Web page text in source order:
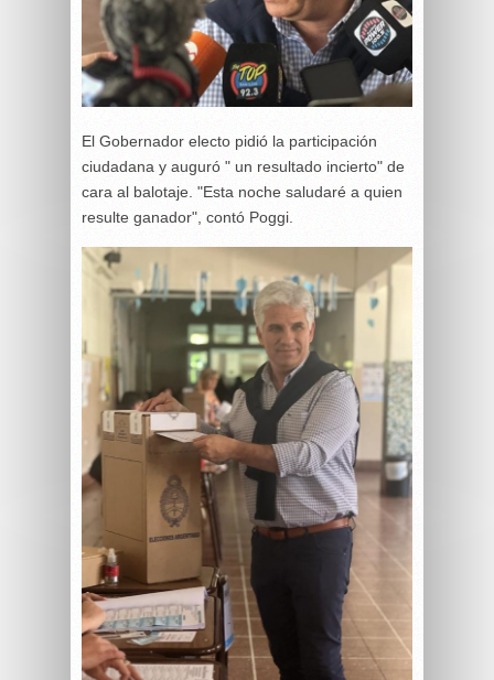
El Gobernador electo pidió la participación
ciudadana y auguró " un resultado incierto" de
cara al balotaje. "Esta noche saludaré a quien
resulte ganador", contó Poggi.